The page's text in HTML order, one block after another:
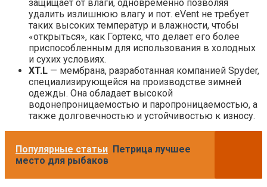
защищает от влаги, одновременно позволяя
удалить излишнюю влагу и пот. eVent не требует
таких высоких температур и влажности, чтобы
«открыться», как Гортекс, что делает его более
приспособленным для использования в холодных
и сухих условиях.
XT.L — мембрана, разработанная компанией Spyder,
специализирующейся на производстве зимней
одежды. Она обладает высокой
водонепроницаемостью и паропроницаемостью, а
также долговечностью и устойчивостью к износу.
Популярные статьи Петрица лучшее
место для рыбаков